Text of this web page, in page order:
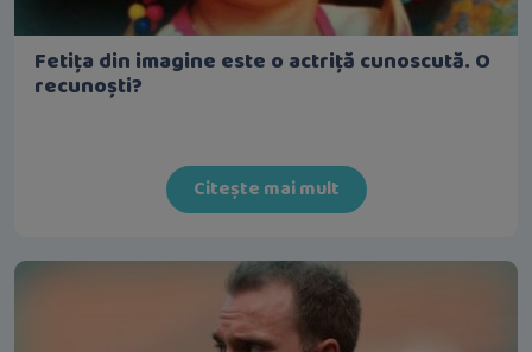
Fetița din imagine este o actriță cunoscută. O
recunoști?
Citește mai mult